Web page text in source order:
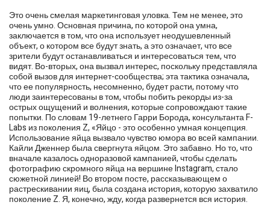
Это очень смелая маркетинговая уловка. Тем не менее, это
очень умно. Основная причина, по которой она умна,
заключается в том, что она использует неодушевленный
объект, о котором все будут знать, а это означает, что все
зрители будут останавливаться и интересоваться тем, что
видят. Во-вторых, она вызвал интерес, поскольку представляла
собой вызов для интернет-сообщества; эта тактика означала,
что ее популярность, несомненно, будет расти, потому что
люди заинтересованы в том, чтобы побить рекорды из-за
острых ощущений и волнения, которые сопровождают такие
попытки. По словам 19-летнего Гарри Борода, консультанта F-
Labs из поколения Z, «Яйцо - это особенно умная концепция.
Использование яйца вызвало чувство юмора во всей кампании.
Кайли Дженнер была свергнута яйцом. Это забавно. Но то, что
вначале казалось одноразовой кампанией, чтобы сделать
фотографию скромного яйца на вершине Instagram, стало
сюжетной линией! Во втором посте, рассказывающем о
растрескивании яиц, была создана история, которую захватило
поколение Z. Я, конечно, жду, когда развернется вся история.